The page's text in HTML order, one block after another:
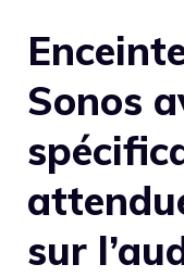
Sonos
sur